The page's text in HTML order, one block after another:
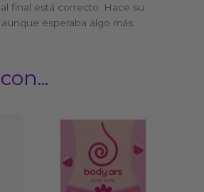
final está correcto. Hace su
esperaba algo más.
con...